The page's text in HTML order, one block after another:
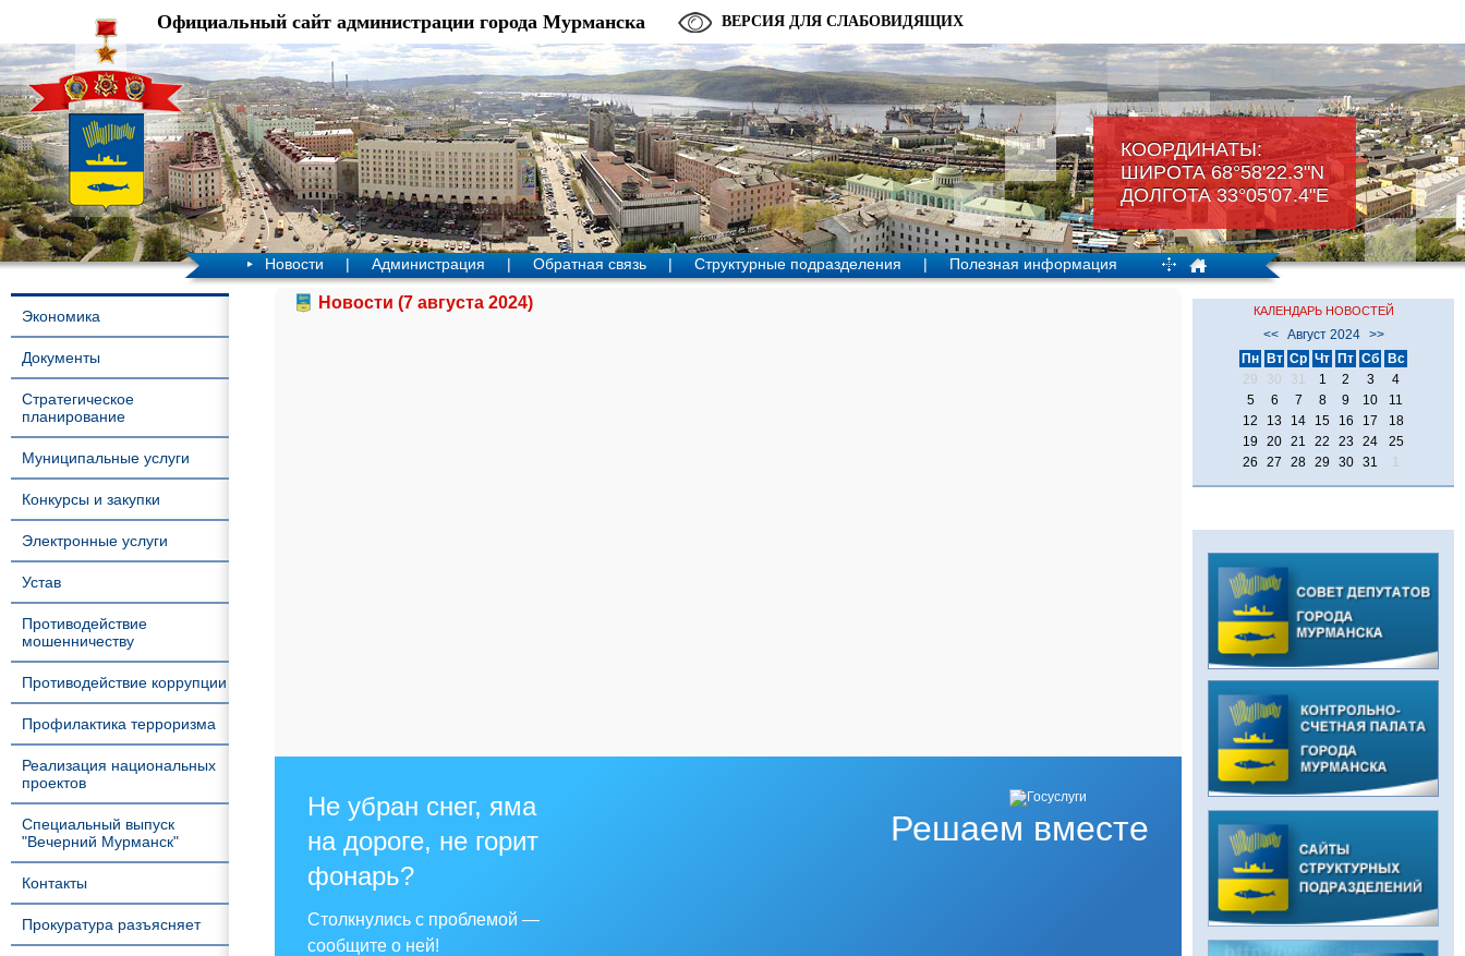
КООРДИНАТЫ:
ШИРОТА 68°58'22.3"N
ДОЛГОТА 33°05'07.4"Е
Официальный сайт администрации города Мурманска ВЕРСИЯ ДЛЯ СЛАБОВИДЯЩИХ
Новости | Администрация | Обратная связь | Структурные подразделения | Полезная информация
Экономика
Документы
Стратегическое
планирование
Муниципальные услуги
Конкурсы и закупки
Электронные услуги
Устав
Противодействие
мошенничеству
Противодействие коррупции
Профилактика терроризма
Реализация национальных
проектов
Специальный выпуск
"Вечерний Мурманск"
Контакты
Прокуратура разъясняет
Новости (7 августа 2024)
Решаем вместе
Не убран снег, яма
на дороге, не горит
фонарь?
Столкнулись с проблемой —
сообщите о ней!
КАЛЕНДАРЬ НОВОСТЕЙ
<< Август 2024
>>
Пн
Вт Ср Чт Пт Сб
Вс
29
30 31 1 2 3
4
5
6 7 8 9 10
11
12
13 14 15 16 17
18
19
20 21 22 23 24
25
26
27 28 29 30 31 1